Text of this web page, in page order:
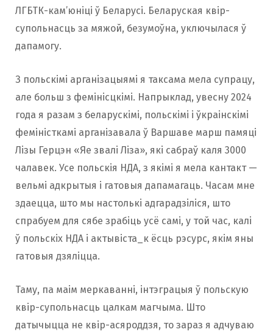
ЛГБТК-кам’юніці ў Беларусі. Беларуская квір-
супольнасць за мяжой, безумоўна, уключылася ў
дапамогу.
З польскімі арганізацыямі я таксама мела супрацу,
але больш з фемінісцкімі. Напрыклад, увесну 2024
года я разам з беларускімі, польскімі і ўкраінскімі
феміністкамі арганізавала ў Варшаве марш памяці
Лізы Герцэн «Яе звалі Ліза», які сабраў каля 3000
чалавек. Усе польскія НДА, з якімі я мела кантакт —
вельмі адкрытыя і гатовыя дапамагаць. Часам мне
здаецца, што мы настолькі адгарадзіліся, што
спрабуем для сябе зрабіць усё самі, у той час, калі
ў польскіх НДА і актывіста_к ёсць рэсурс, якім яны
гатовыя дзяліцца.
Таму, па маім меркаванні, інтэграцыя ў польскую
квір-супольнасць цалкам магчыма. Што
датычыцца не квір-асяроддзя, то зараз я адчуваю